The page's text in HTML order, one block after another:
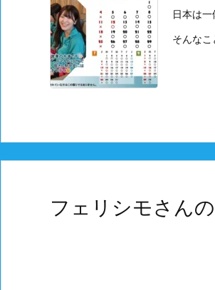
日本は
そんな
フェリシモさん